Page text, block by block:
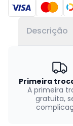
Descrição
Primeira
A primeira
gratuita,